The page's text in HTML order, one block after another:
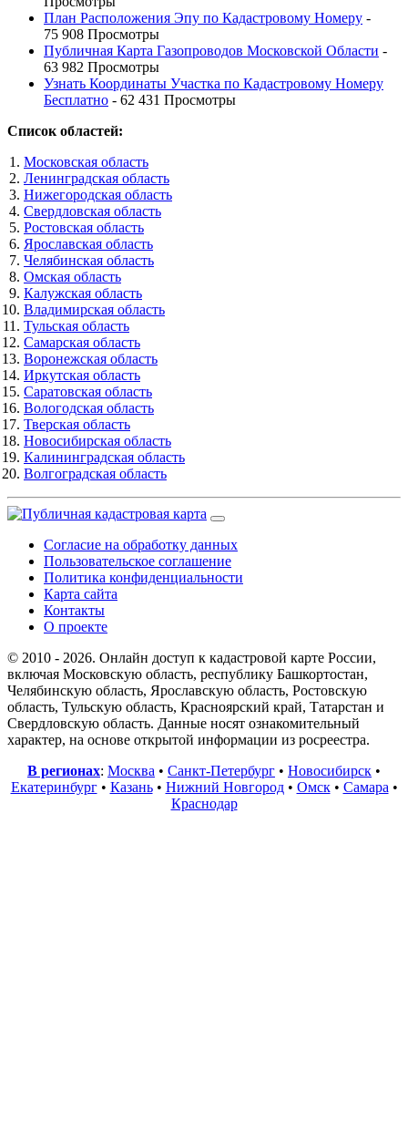
План Расположения Эпу по Кадастровому Номеру -
75 908 Просмотры
Публичная Карта Газопроводов Московской Области -
63 982 Просмотры
Узнать Координаты Участка по Кадастровому Номеру
Бесплатно - 62 431 Просмотры
Список областей:
Московская область
Ленинградская область
Нижегородская область
Свердловская область
Ростовская область
Ярославская область
Челябинская область
Омская область
Калужская область
Владимирская область
Тульская область
Самарская область
Воронежская область
Иркутская область
Саратовская область
Вологодская область
Тверская область
Новосибирская область
Калининградская область
Волгоградская область
Согласие на обработку данных
Пользовательское соглашение
Политика конфиденциальности
Карта сайта
Контакты
О проекте
© 2010 - 2026. Онлайн доступ к кадастровой карте России,
включая Московскую область, республику Башкортостан,
Челябинскую область, Ярославскую область, Ростовскую
область, Тульскую область, Красноярский край, Татарстан и
Свердловскую область. Данные носят ознакомительный
характер, на основе открытой информации из росреестра.
В регионах: Москва • Санкт-Петербург • Новосибирск •
Екатеринбург• Казань• Нижний Новгород• Омск• Самара •
Краснодар